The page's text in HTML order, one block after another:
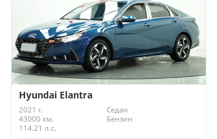
Hyundai Elantra
2021 г.
Седан
43000 км.
Бензин
114.21 л.с.